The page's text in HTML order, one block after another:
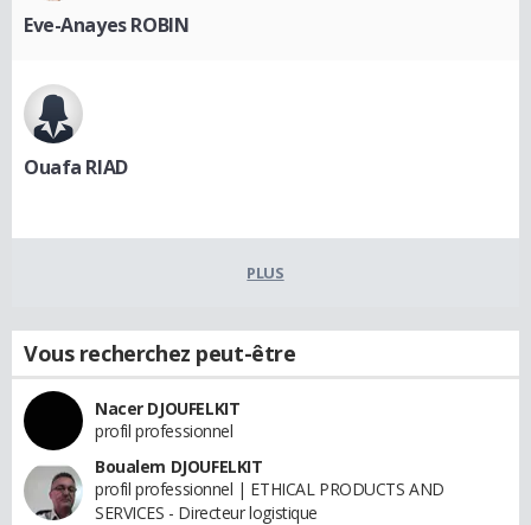
Eve-Anayes ROBIN
Ouafa RIAD
PLUS
Vous recherchez peut-être
Nacer DJOUFELKIT
profil professionnel
Boualem DJOUFELKIT
profil professionnel | ETHICAL PRODUCTS AND
SERVICES - Directeur logistique